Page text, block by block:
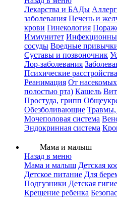
Лекарства и БАДы
заболевания Печень и
крови Гинекология
Иммунитет
сосуды Вредные
Суставы и позвоночник
Лор-заболевания
Психические расстройства
Реанимация От насекомых
полостью рта) Кашель
Простуда, грипп
Обезболивающие
Мочеполовая система
Эндокринная система
Мама и малыш
Назад в меню
Мама и малыш Детская
Детское питание Для
Подгузники Детская
Крещение ребенка